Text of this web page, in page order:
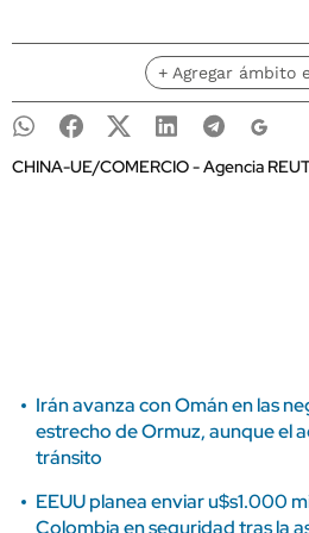
+ Agregar ámbito
CHINA-UE/COMERCIO - Agencia
Irán avanza con Omán en las
estrecho de Ormuz, aunque el
tránsito
EEUU planea enviar u$s1.000
Colombia en seguridad tras la